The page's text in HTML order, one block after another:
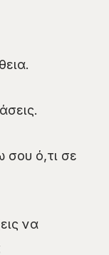
σου ό,τι σε
να